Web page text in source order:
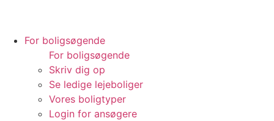
For boligsøgende
For boligsøgende
Skriv dig op
Se ledige lejeboliger
Vores boligtyper
Login for ansøgere